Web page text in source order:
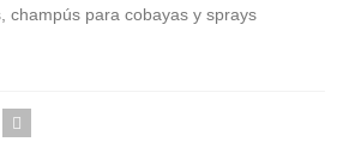
champús para cobayas y sprays